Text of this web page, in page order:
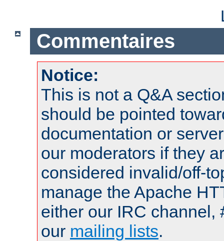
Commentaires
Notice:
This is not a Q&A
should be pointed
documentation or
our moderators if they
considered invalid/off-
manage the Apache
either our IRC channel,
our mailing lists.